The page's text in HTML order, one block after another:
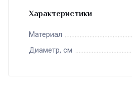
Характеристики
Материал
Диаметр, см